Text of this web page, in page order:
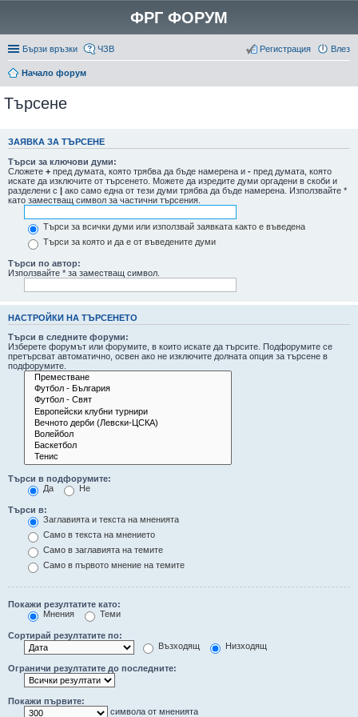
ФРГ ФОРУМ
Бързи връзки ЧЗВ Влез
Регистрация
Начало форум
Търсене
ЗАЯВКА ЗА ТЪРСЕНЕ
Търси за ключови думи:
Сложете + пред думата, която трябва да бъде намерена и - пред думата, която
искате да изключите от търсенето. Можете да изредите думи оргадени в скоби и
разделени с | ако само една от тези думи трябва да бъде намерена. Използвайте *
като заместващ символ за частични търсения.
Търси за всички думи или използвай заявката както е въведена
Търси за която и да е от въведените думи
Търси по автор:
Използвайте * за заместващ символ.
НАСТРОЙКИ НА ТЪРСЕНЕТО
Търси в следните форуми:
Изберете форумът или форумите, в които искате да търсите. Подфорумите се
претърсват автоматично, освен ако не изключите долната опция за търсене в
подфорумите.
Търси в подфорумите:
Да
Не
Търси в:
Заглавията и текста на мненията
Само в текста на мнението
Само в заглавията на темите
Само в първото мнение на темите
Покажи резултатите като:
Мнения
Теми
Сортирай резултатите по:
Възходящ
Низходящ
Ограничи резултатите до последните:
Покажи първите:
символа от мненията